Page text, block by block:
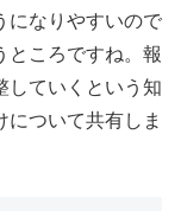
になりやすいので
ところですね。報
していくという知
について共有しま